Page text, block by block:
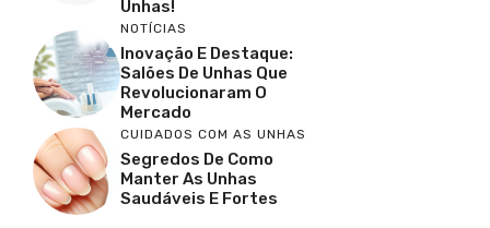
Unhas!
NOTÍCIAS
Inovação E Destaque:
Salões De Unhas Que
Revolucionaram O
Mercado
CUIDADOS COM AS UNHAS
Segredos De Como
Manter As Unhas
Saudáveis E Fortes